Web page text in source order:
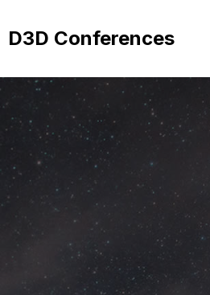
contenu
D3D Conferences